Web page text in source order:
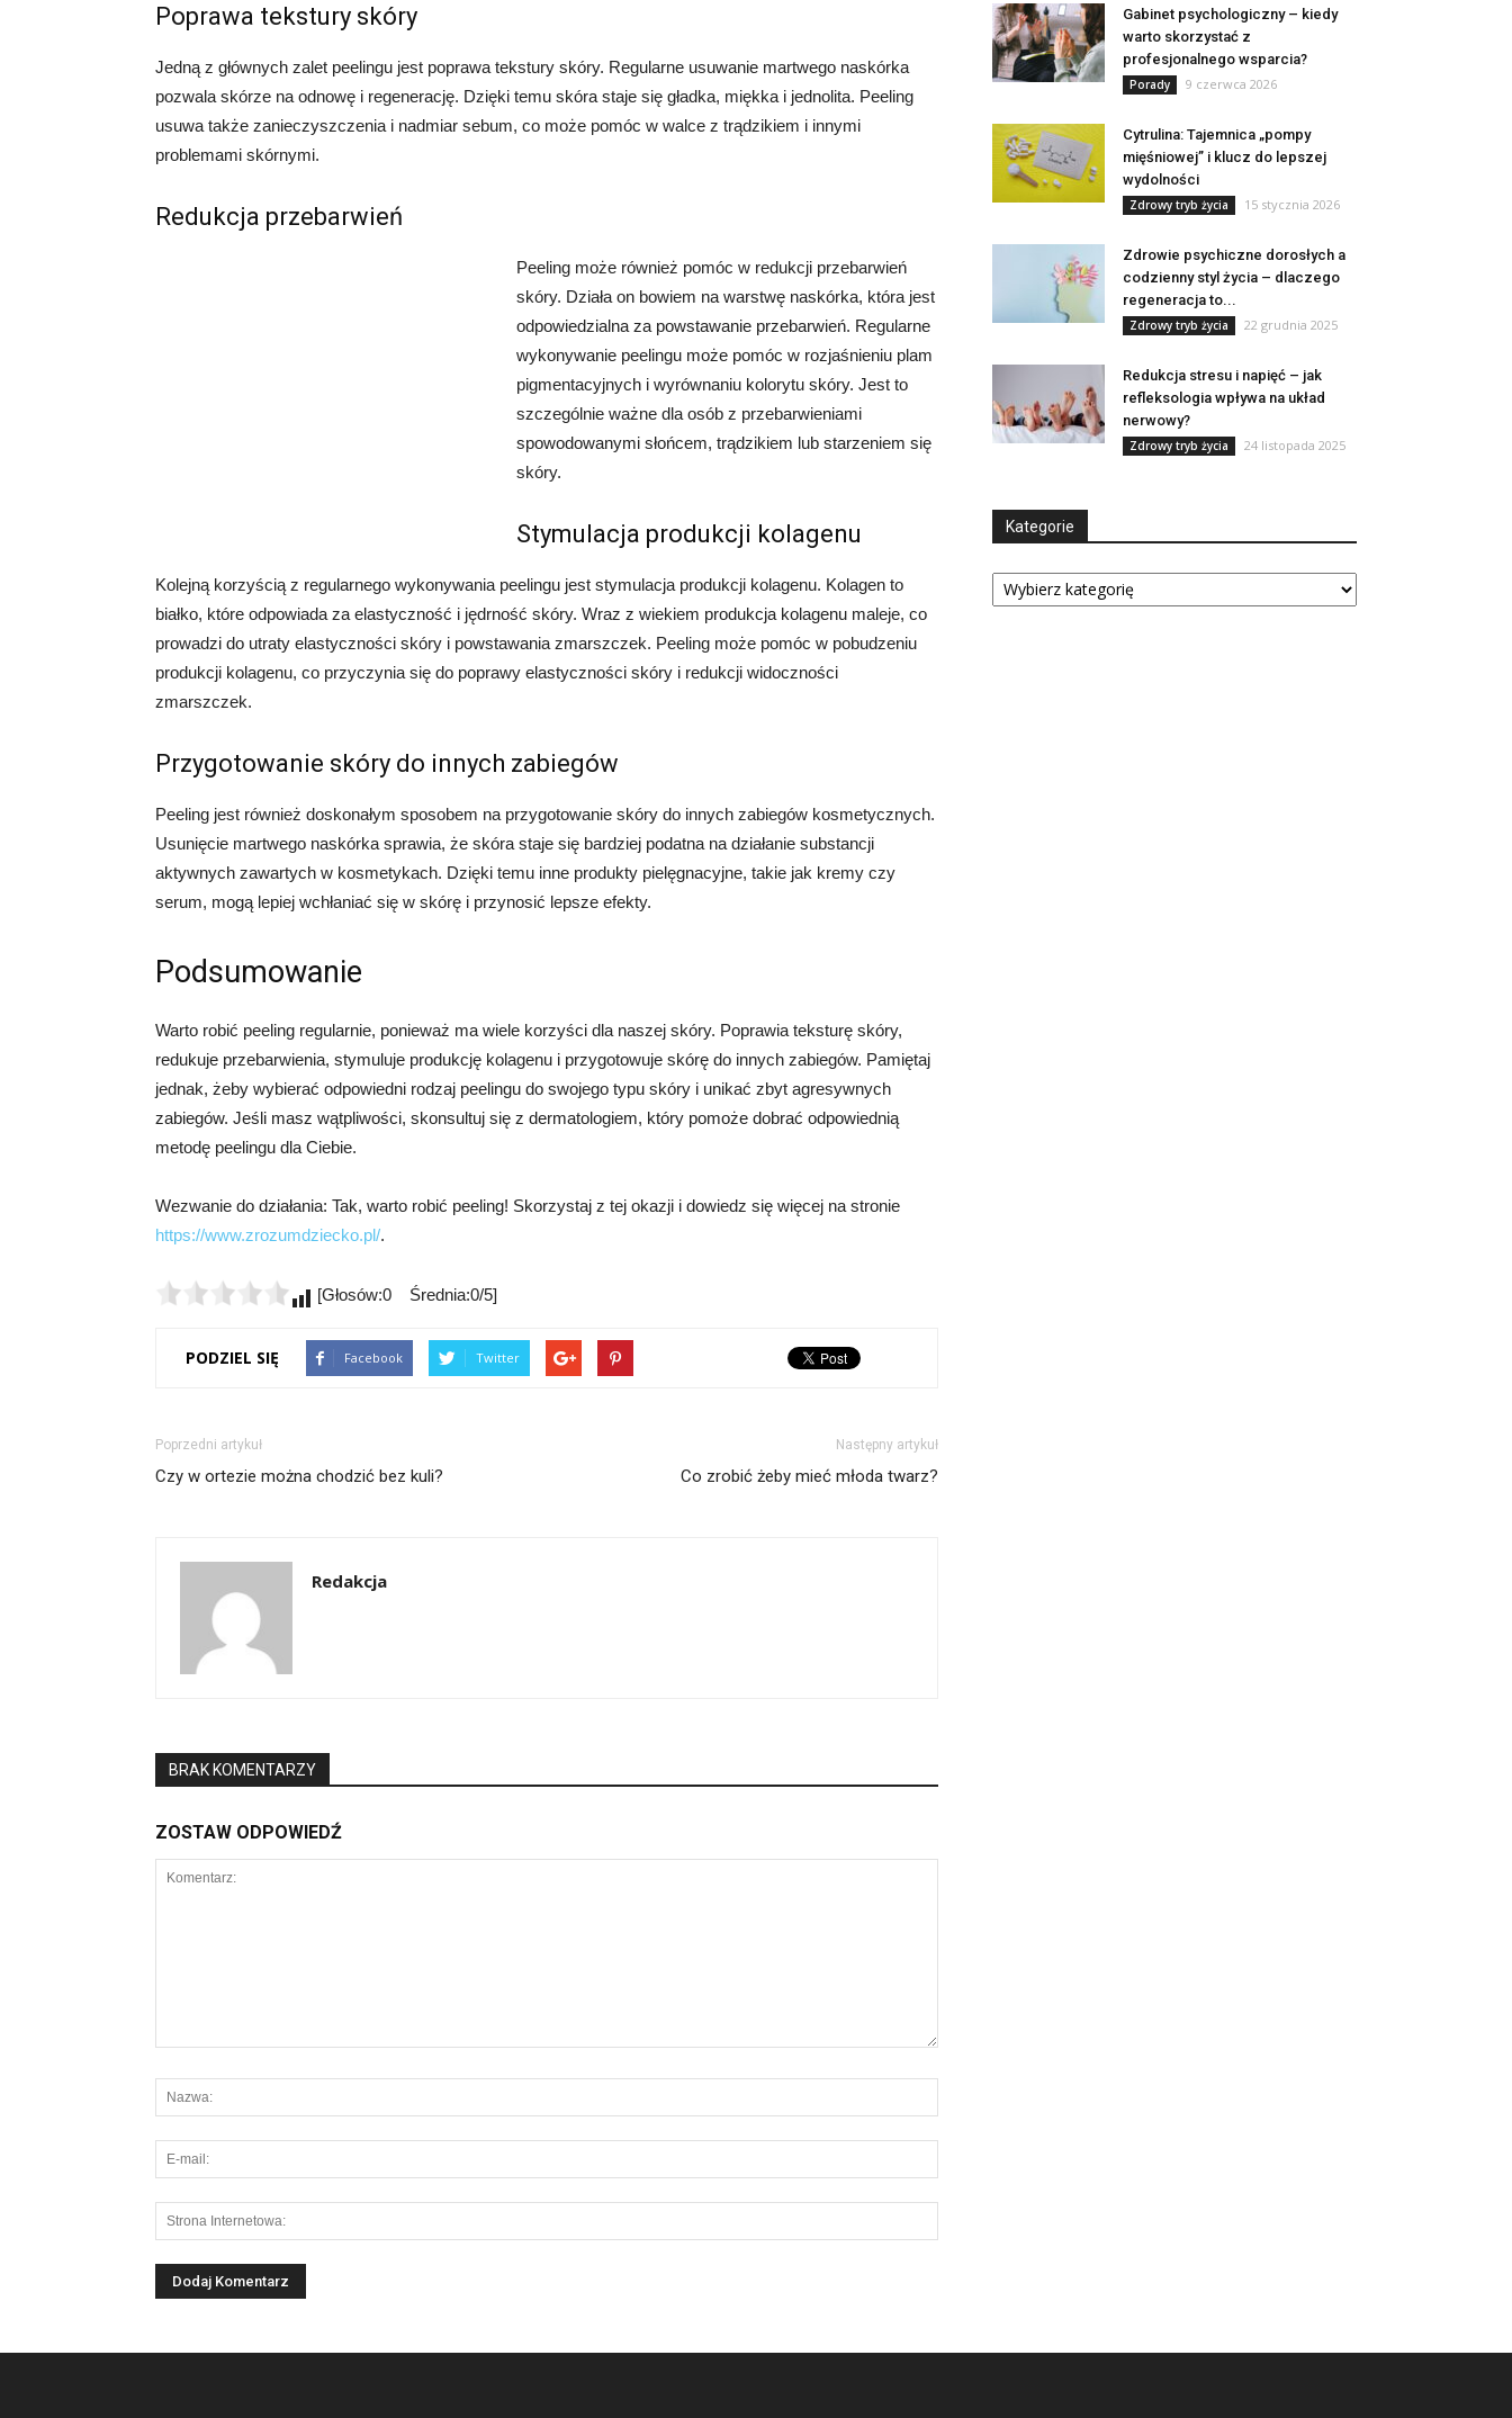
Poprawa tekstury skóry
Jedną z głównych zalet peelingu jest poprawa tekstury skóry. Regularne usuwanie martwego naskórka
pozwala skórze na odnowę i regenerację. Dzięki temu skóra staje się gładka, miękka i jednolita. Peeling
usuwa także zanieczyszczenia i nadmiar sebum, co może pomóc w walce z trądzikiem i innymi
problemami skórnymi.
Redukcja przebarwień
Peeling może również pomóc w redukcji przebarwień
skóry. Działa on bowiem na warstwę naskórka, która jest
odpowiedzialna za powstawanie przebarwień. Regularne
wykonywanie peelingu może pomóc w rozjaśnieniu plam
pigmentacyjnych i wyrównaniu kolorytu skóry. Jest to
szczególnie ważne dla osób z przebarwieniami
spowodowanymi słońcem, trądzikiem lub starzeniem się
skóry.
Stymulacja produkcji kolagenu
Kolejną korzyścią z regularnego wykonywania peelingu jest stymulacja produkcji kolagenu. Kolagen to
białko, które odpowiada za elastyczność i jędrność skóry. Wraz z wiekiem produkcja kolagenu maleje, co
prowadzi do utraty elastyczności skóry i powstawania zmarszczek. Peeling może pomóc w pobudzeniu
produkcji kolagenu, co przyczynia się do poprawy elastyczności skóry i redukcji widoczności
zmarszczek.
Przygotowanie skóry do innych zabiegów
Peeling jest również doskonałym sposobem na przygotowanie skóry do innych zabiegów kosmetycznych.
Usunięcie martwego naskórka sprawia, że skóra staje się bardziej podatna na działanie substancji
aktywnych zawartych w kosmetykach. Dzięki temu inne produkty pielęgnacyjne, takie jak kremy czy
serum, mogą lepiej wchłaniać się w skórę i przynosić lepsze efekty.
Podsumowanie
Warto robić peeling regularnie, ponieważ ma wiele korzyści dla naszej skóry. Poprawia teksturę skóry,
redukuje przebarwienia, stymuluje produkcję kolagenu i przygotowuje skórę do innych zabiegów. Pamiętaj
jednak, żeby wybierać odpowiedni rodzaj peelingu do swojego typu skóry i unikać zbyt agresywnych
zabiegów. Jeśli masz wątpliwości, skonsultuj się z dermatologiem, który pomoże dobrać odpowiednią
metodę peelingu dla Ciebie.
Wezwanie do działania: Tak, warto robić peeling! Skorzystaj z tej okazji i dowiedz się więcej na stronie
https://www.zrozumdziecko.pl/.
[Głosów:0 Średnia:0/5]
PODZIEL SIĘ Facebook Twitter
Poprzedni artykuł
Czy w ortezie można chodzić bez kuli?
Następny artykuł
Co zrobić żeby mieć młoda twarz?
Redakcja
BRAK KOMENTARZY
ZOSTAW ODPOWIEDŹ
Gabinet psychologiczny – kiedy
warto skorzystać z
profesjonalnego wsparcia?
Porady 9 czerwca 2026
Cytrulina: Tajemnica „pompy
mięśniowej” i klucz do lepszej
wydolności
Zdrowy tryb życia 15 stycznia 2026
Zdrowie psychiczne dorosłych a
codzienny styl życia – dlaczego
regeneracja to...
Zdrowy tryb życia 22 grudnia 2025
Redukcja stresu i napięć – jak
refleksologia wpływa na układ
nerwowy?
Zdrowy tryb życia 24 listopada 2025
Kategorie
Kategorie